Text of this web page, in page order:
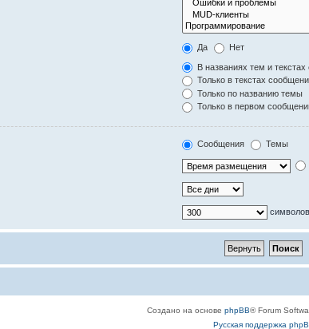
Да Нет
В названиях тем и
Только в текстах
Только по названию темы
Только в первом
Сообщения Темы
Создано на основе phpBB® Forum
Русская поддержка